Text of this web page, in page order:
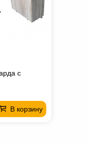
с
В корзину